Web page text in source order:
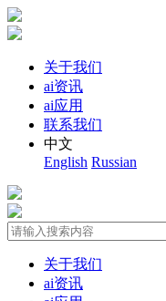
关于我们
ai资讯
ai应用
联系我们
中文
English Russian
关于我们
ai资讯